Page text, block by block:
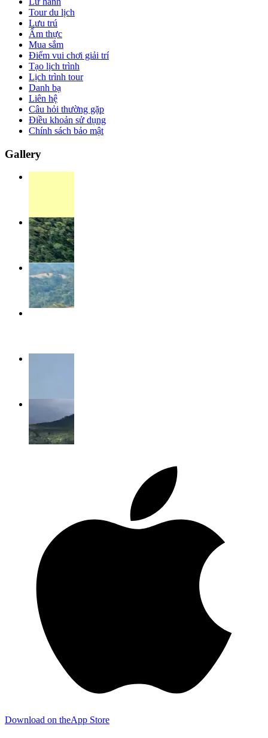
Tour du lịch
Lưu trú
Ẩm thực
Mua sắm
Điểm vui chơi giải trí
Tạo lịch trình
Lịch trình tour
Danh bạ
Liên hệ
Câu hỏi thường gặp
Điều khoản sử dụng
Chính sách bảo mật
Gallery
Download on theApp Store